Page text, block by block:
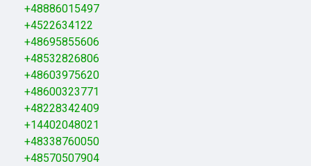
+48886015497
+4522634122
+48695855606
+48532826806
+48603975620
+48600323771
+48228342409
+14402048021
+48338760050
+48570507904